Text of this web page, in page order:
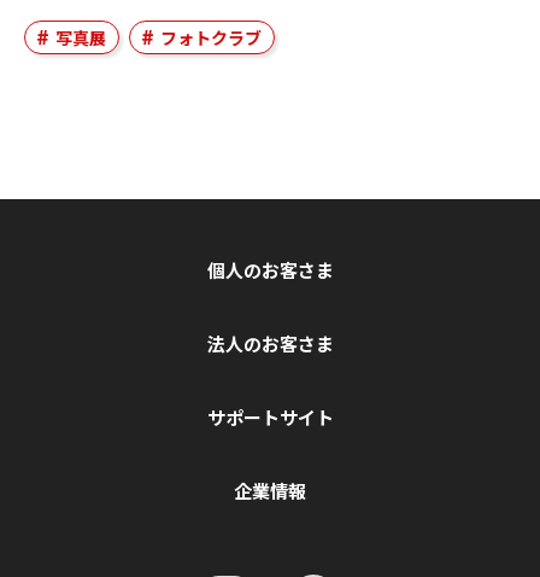
写真展 フォトクラブ
個人のお客さま
法人のお客さま
サポートサイト
企業情報